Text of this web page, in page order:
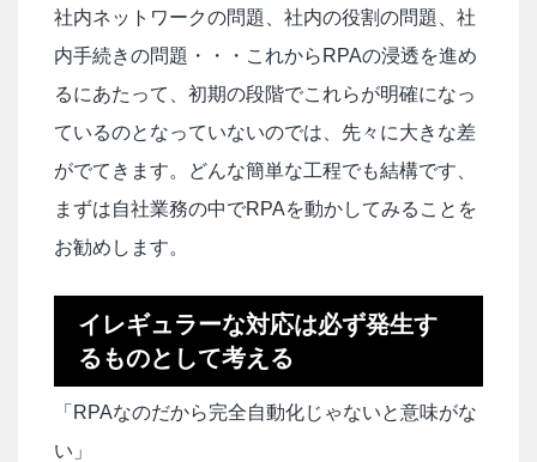
社内ネットワークの問題、社内の役割の問題、社
内手続きの問題・・・これからRPAの浸透を進め
るにあたって、初期の段階でこれらが明確になっ
ているのとなっていないのでは、先々に大きな差
がでてきます。どんな簡単な工程でも結構です、
まずは自社業務の中でRPAを動かしてみることを
お勧めします。
イレギュラーな対応は必ず発生す
るものとして考える
「RPAなのだから完全自動化じゃないと意味がな
い」